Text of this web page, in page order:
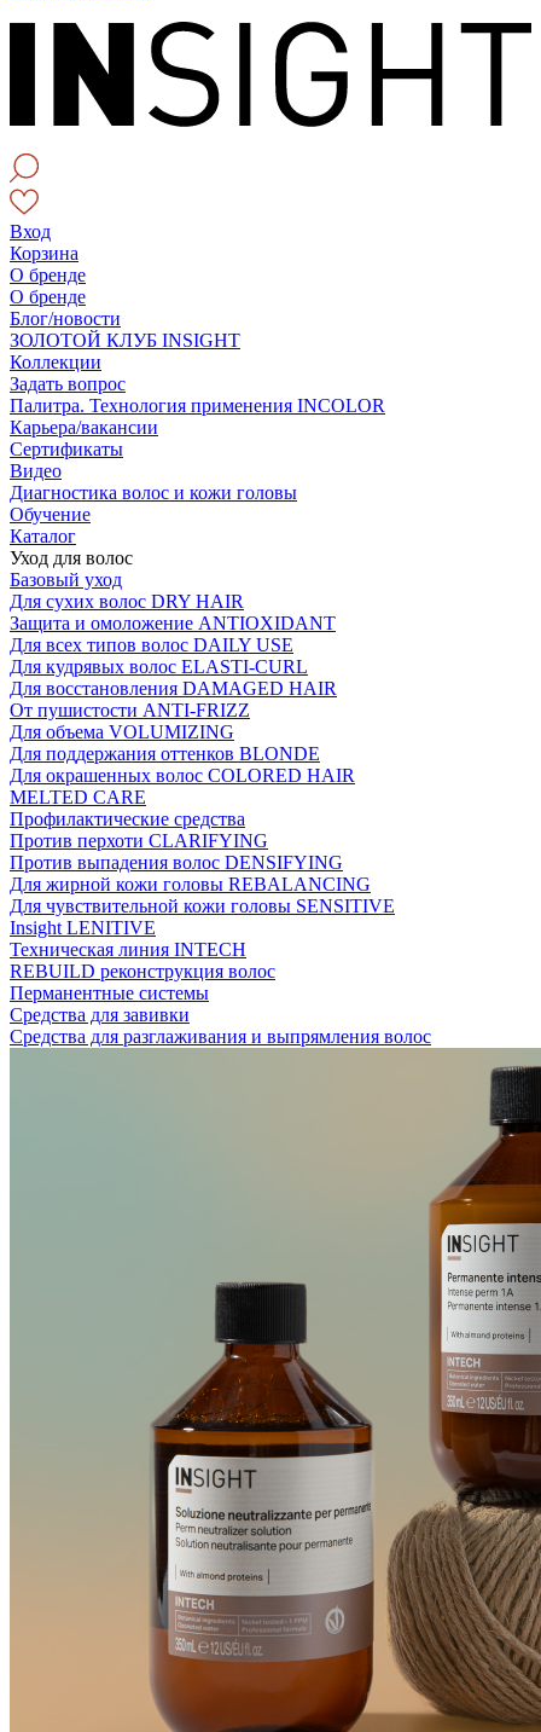
Вход
Корзина
О бренде
О бренде
Блог/новости
ЗОЛОТОЙ КЛУБ INSIGHT
Коллекции
Задать вопрос
Палитра. Технология применения INCOLOR
Карьера/вакансии
Сертификаты
Видео
Диагностика волос и кожи головы
Обучение
Каталог
Уход для волос
Базовый уход
Для сухих волос DRY HAIR
Защита и омоложение ANTIOXIDANT
Для всех типов волос DAILY USE
Для кудрявых волос ELASTI-CURL
Для восстановления DAMAGED HAIR
От пушистости ANTI-FRIZZ
Для объема VOLUMIZING
Для поддержания оттенков BLONDE
Для окрашенных волос COLORED HAIR
MELTED CARE
Профилактические средства
Против перхоти CLARIFYING
Против выпадения волос DENSIFYING
Для жирной кожи головы REBALANCING
Для чувствительной кожи головы SENSITIVE
Insight LENITIVE
Техническая линия INTECH
REBUILD реконструкция волос
Перманентные системы
Средства для завивки
Средства для разглаживания и выпрямления волос